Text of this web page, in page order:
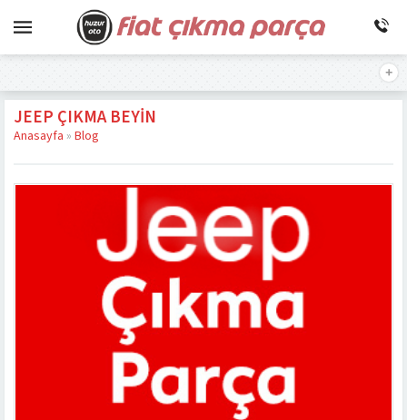
JEEP ÇIKMA BEYIN
Anasayfa » Blog